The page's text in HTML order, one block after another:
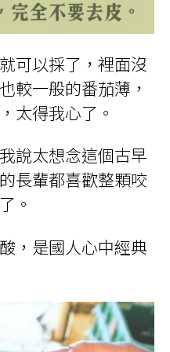
可以採了，裡面沒
較一般的番茄薄，
太得我心了。
說太想念這個古早
長輩都喜歡整顆咬
。
，是國人心中經典